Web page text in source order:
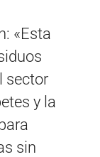
«Esta
sector
y la
sin